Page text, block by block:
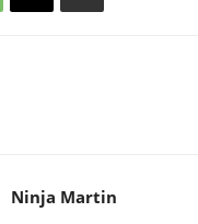
Ninja Martin